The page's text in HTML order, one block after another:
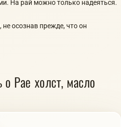
На рай можно только надеяться.
осознав прежде, что он
о Рае холст, масло